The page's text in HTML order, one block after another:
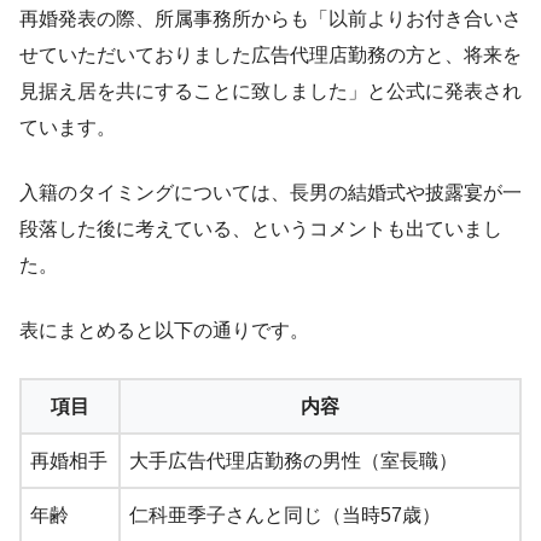
再婚発表の際、所属事務所からも「以前よりお付き合いさ
せていただいておりました広告代理店勤務の方と、将来を
見据え居を共にすることに致しました」と公式に発表され
ています。
入籍のタイミングについては、長男の結婚式や披露宴が一
段落した後に考えている、というコメントも出ていまし
た。
表にまとめると以下の通りです。
項目 内容
再婚相手 大手広告代理店勤務の男性（室長職）
年齢 仁科亜季子さんと同じ（当時57歳）